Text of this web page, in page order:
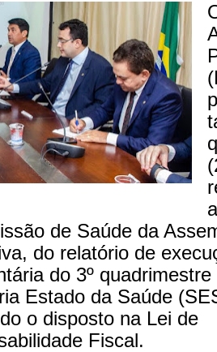
de Saúde da
do relatório de
do 3º
Estado da Saúde
o disposto na Lei de
Fiscal.